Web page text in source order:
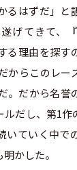
るはずだ」と
げてきて、
る理由を探す
からこのレー
。だから名誉
ルだし、第1作
いていく中で
かした。